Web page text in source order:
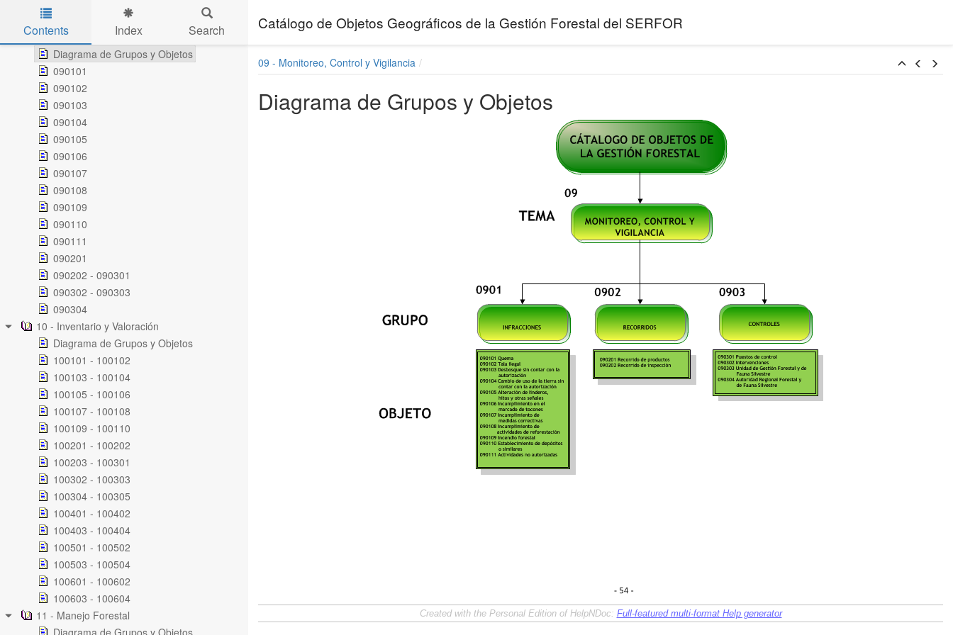
Skip to main content
Catálogo de Objetos Geográficos de la Gestión Forestal del SERFOR
Contents Index Search
09 - Monitoreo, Control y Vigilancia
Diagrama de Grupos y Objetos
090101
090102
090103
090104
090105
090106
090107
090108
090109
090110
090111
090201
090202 - 090301
090302 - 090303
090304
10 - Inventario y Valoración
Diagrama de Grupos y Objetos
100101 - 100102
100103 - 100104
100105 - 100106
100107 - 100108
100109 - 100110
100201 - 100202
100203 - 100301
100302 - 100303
100304 - 100305
100401 - 100402
100403 - 100404
100501 - 100502
100503 - 100504
100601 - 100602
100603 - 100604
11 - Manejo Forestal
Diagrama de Grupos y Objetos
09 - Monitoreo, Control y Vigilancia
Diagrama de Grupos y Objetos
Created with the Personal Edition of HelpNDoc: Full-featured multi-format Help generator